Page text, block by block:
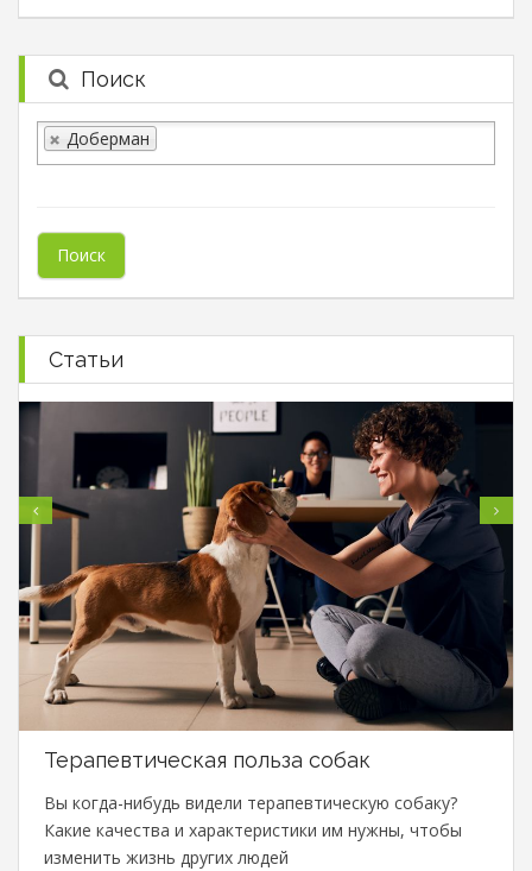
Поиск
Доберман
Статьи
Терапевтическая польза собак
Вы когда-нибудь видели терапевтическую собаку?
Какие качества и характеристики им нужны, чтобы
изменить жизнь других людей